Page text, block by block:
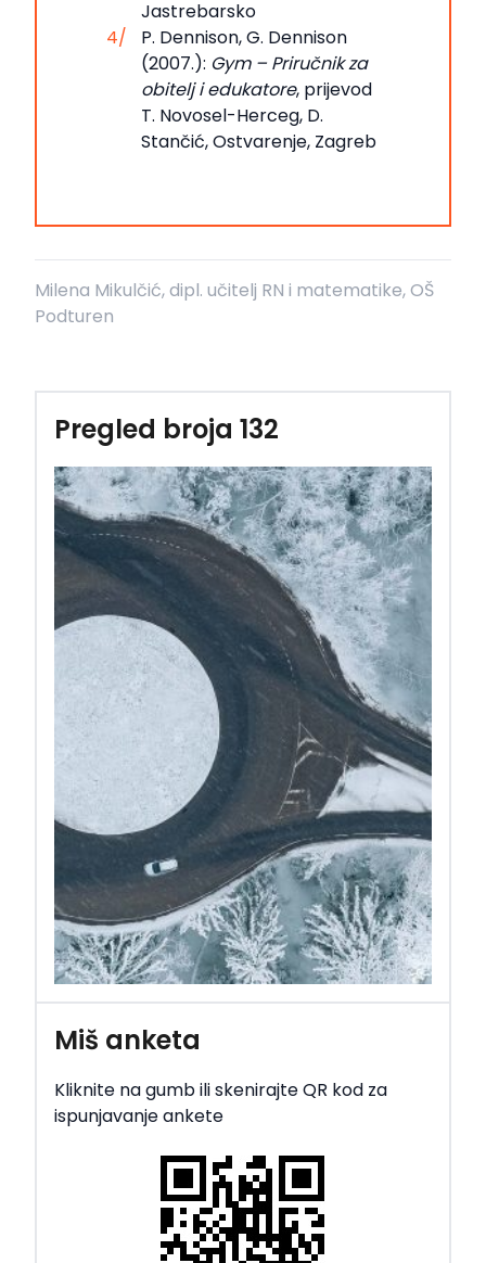
Jastrebarsko
P. Dennison, G. Dennison
(2007.): Gym – Priručnik za
obitelj i edukatore, prijevod
T. Novosel-Herceg, D.
Stančić, Ostvarenje, Zagreb
Milena Mikulčić, dipl. učitelj RN i matematike, OŠ
Podturen
Pregled broja 132
Miš anketa
Kliknite na gumb ili skenirajte QR kod za
ispunjavanje ankete